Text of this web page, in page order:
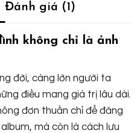
Đánh giá (1)
không chỉ là ảnh
đời, càng lớn người ta
điều mang giá trị lâu dài.
đơn thuần chỉ để đăng
mà còn là cách lưu